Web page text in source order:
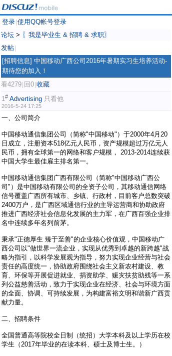
登录 使用QQ帐号登录
论坛 > 〖我是毕业生 & 招聘 & 求职〗
发帖
[招聘信息] 中国移动广西公司2016年暑期实习生培养活动-
期待您的加入！
看4279 回0 收藏
1# Advertising 只看他
2016-5-24 17:25
一、公司简介
中国移动通信集团公司（简称"中国移动"）于2000年4月20
日成立，注册资本518亿元人民币，资产规模超过万亿元人
民币，拥有全球第一的网络和客户规模， 2013-2014连续获
中国大学生最佳雇主排名第一。
中国移动通信集团广西有限公司（简称"中国移动广西公
司"）是中国移动有限公司的全资子公司，其移动通信网络
信号覆盖广西所有城市、乡镇、行政村，目前客户总数突破
2400万户，是广西区域通信行业的主导运营商和协助政府
推进广西经济社会信息化发展的主力军，在广西百强企业排
名中连续多年名列前茅。
秉承"正德厚生 臻于至善"的企业核心价值观，中国移动广
西公司以"做世界一流企业，实现从优秀到卓越的新跨越"战
略为指引，以科学发展观为指导，努力实现企业经营与社会
责任的高度统一，协助政府围绕社会主义新农村建设、教
育、环保等开展促进就业、捐资助学、赈灾扶贫助残等一系
列公益慈善活动，致力于实现企业在经济、社会与环境方面
的全面、协调、可持续发展，为构建富裕文明和谐新广西贡
献力量。
二、招聘条件
全国普通高等院校全日制（统招）大学本科及以上学历在校
学生（2017年毕业的在读本科、硕士及博士生。）